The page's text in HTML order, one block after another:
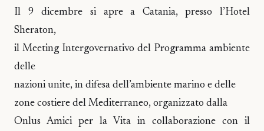
Il 9 dicembre si apre a Catania, presso l’Hotel
Sheraton,
il Meeting Intergovernativo del Programma ambiente
delle
nazioni unite, in difesa dell’ambiente marino e delle
zone costiere del Mediterraneo, organizzato dalla
Onlus Amici per la Vita in collaborazione con il